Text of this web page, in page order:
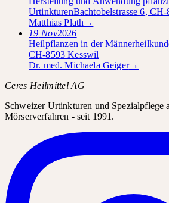
UrtinkturenBachtobelstrasse 6,
Matthias Plath →
19 Nov2026
Heilpflanzen in der
CH-8593 Kesswil
Dr. med. Michaela Geiger→
Ceres Heilmittel AG
Schweizer Urtinkturen und Spezialpflege
Mörserverfahren - seit 1991.